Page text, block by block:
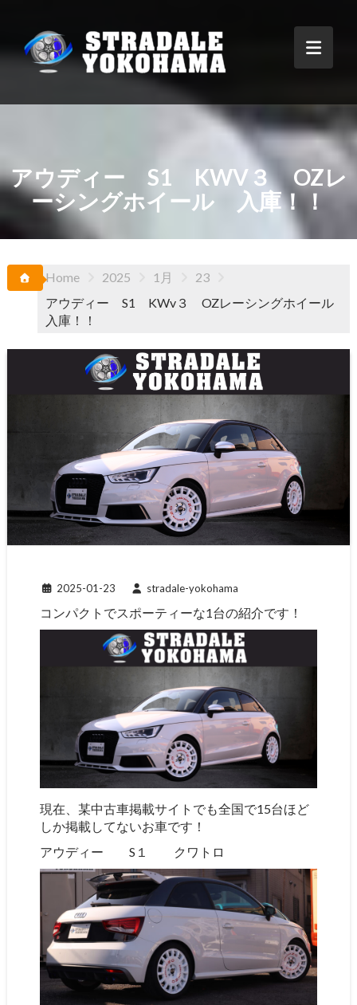
content
アウディー S1 KWV３ OZレ
ーシングホイール 入庫！！
Home 2025 1月
23
アウディー S1 KWv３ OZレーシングホイール
入庫！！
2025-01-23 stradale-yokohama
コンパクトでスポーティーな1台の紹介です！
現在、某中古車掲載サイトでも全国で15台ほど
しか掲載してないお車です！
アウディー S１ クワトロ